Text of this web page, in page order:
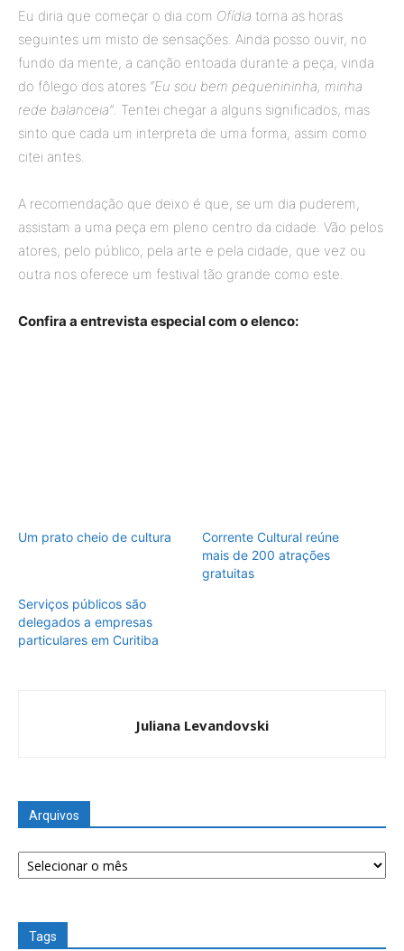
Eu diria que começar o dia com Ofídia torna as horas
seguintes um misto de sensações. Ainda posso ouvir, no
fundo da mente, a canção entoada durante a peça, vinda
do fôlego dos atores “Eu sou bem pequenininha, minha
rede balanceia”. Tentei chegar a alguns significados, mas
sinto que cada um interpreta de uma forma, assim como
citei antes.
A recomendação que deixo é que, se um dia puderem,
assistam a uma peça em pleno centro da cidade. Vão pelos
atores, pelo público, pela arte e pela cidade, que vez ou
outra nos oferece um festival tão grande como este.
Confira a entrevista especial com o elenco:
Um prato cheio de cultura
Corrente Cultural reúne
mais de 200 atrações
gratuitas
Serviços públicos são
delegados a empresas
particulares em Curitiba
Juliana Levandovski
Arquivos
Arquivos
Tags